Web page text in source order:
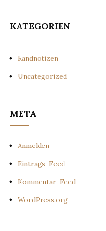
KATEGORIEN
Randnotizen
Uncategorized
META
Anmelden
Eintrags-Feed
Kommentar-Feed
WordPress.org